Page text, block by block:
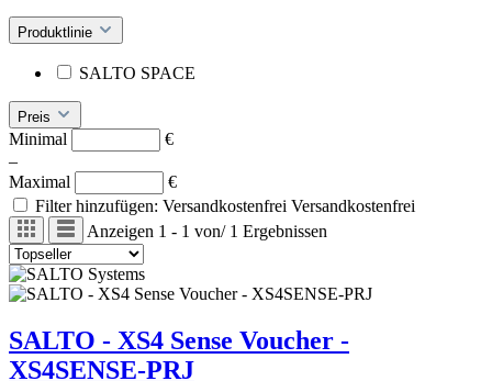
Produktlinie
SALTO SPACE
Preis
Minimal
€
–
Maximal
€
Filter hinzufügen: Versandkostenfrei Versandkostenfrei
Anzeigen 1 - 1 von/1 Ergebnissen
SALTO - XS4 Sense Voucher -
XS4SENSE-PRJ